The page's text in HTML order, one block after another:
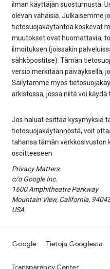
ilman käyttäjän suostumusta.
olevan vähäisiä. Julkaisemme
tietosuojakäytäntöä koskevat
muutokset ovat huomattavia,
ilmoituksen (joissakin
sähköpostitse). Tämän
versio merkitään päiväyksellä,
Säilytämme myös
arkistossa, jossa niitä voi
Jos haluat esittää kysymyksiä
tietosuojakäytännöstä, voit
tahansa tämän verkkosivuston
osoitteeseen
Privacy Matters
c/o Google Inc.
1600 Amphitheatre Parkway
Mountain View, California,
USA
Google Tietoja Googlesta
Transparency Center